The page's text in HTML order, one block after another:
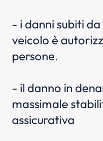
- i danni subiti
veicolo è
persone.
- il danno in
massimale
assicurativa